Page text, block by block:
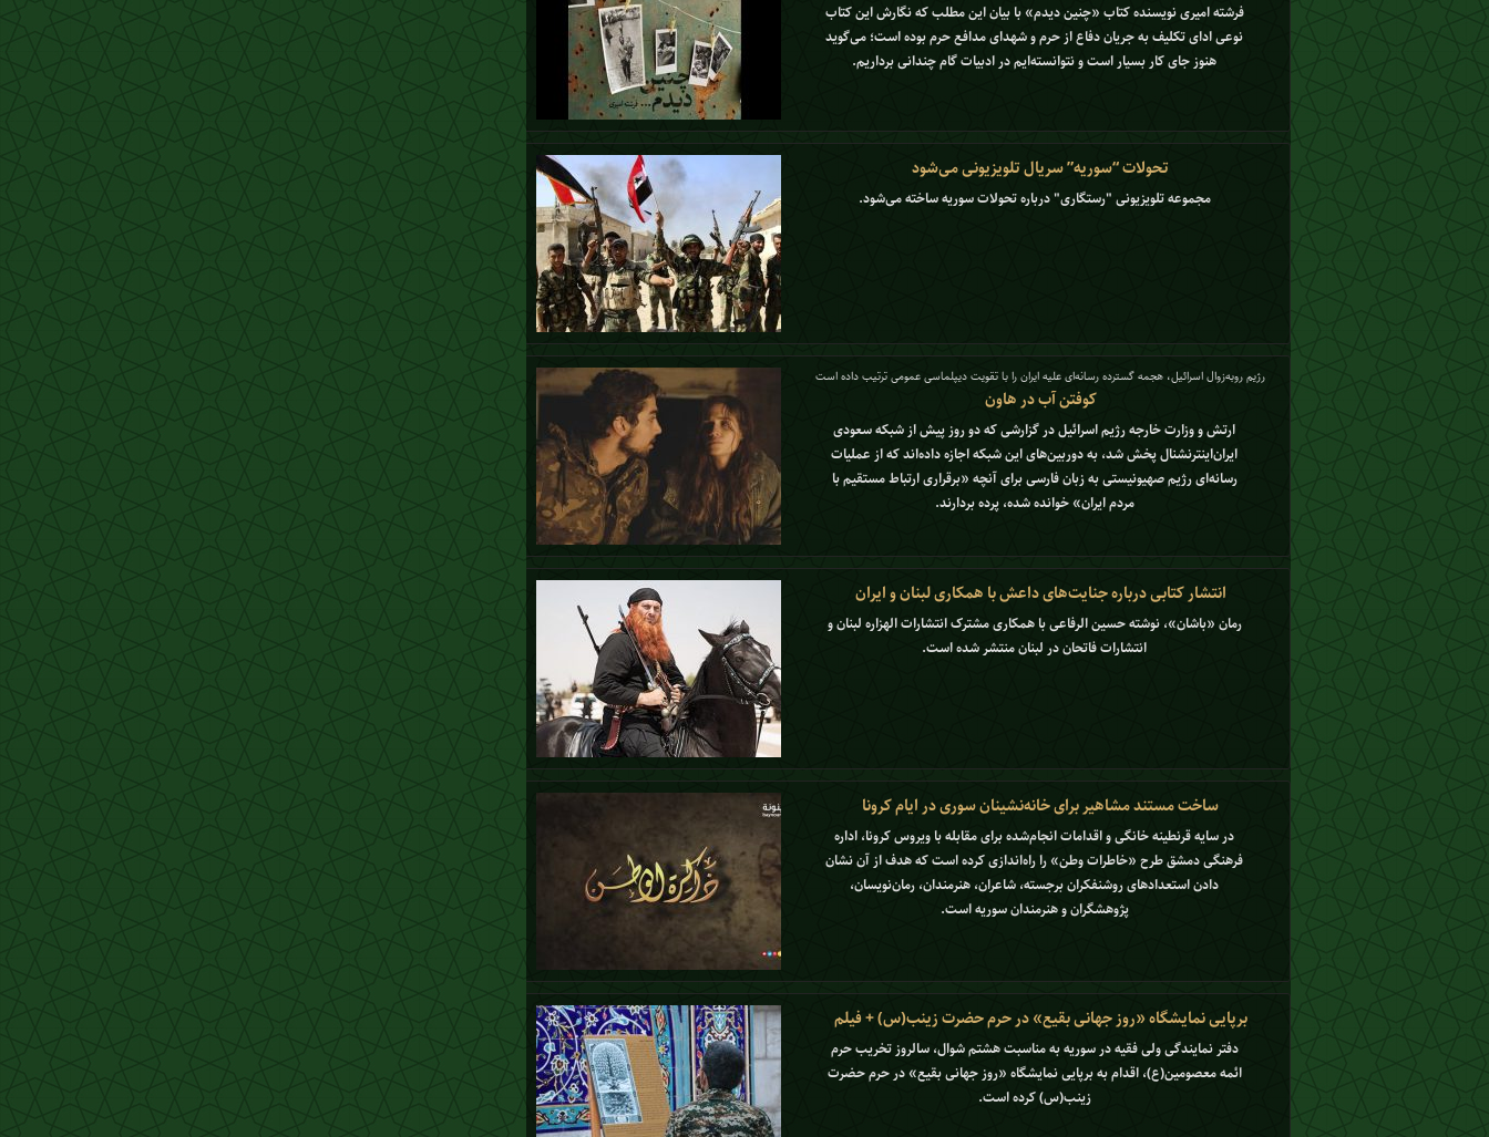
فرشته امیری نویسنده کتاب «چنین دیدم» با بیان این مطلب که نگارش این کتاب
نوعی ادای تکلیف به جریان دفاع از حرم و شهدای مدافع حرم بوده است‌؛ می‌گوید
هنوز جای کار بسیار است و نتوانسته‌ایم در ادبیات گام چندانی برداریم.
تحولات “سوریه” سریال تلویزیونی می‌شود
مجموعه تلویزیونی "رستگاری" درباره تحولات سوریه ساخته می‌شود.
رژیم روبه‌زوال اسرائیل، هجمه گسترده رسانه‌ای علیه ایران را با تقویت دیپلماسی عمومی ترتیب داده است
کوفتن آب در هاون
ارتش و وزارت خارجه رژیم اسرائیل در گزارشی که دو روز پیش از شبکه سعودی
ایران‌اینترنشنال پخش شد، به دوربین‌های این شبکه اجازه داده‌اند که از عملیات
رسانه‌ای رژیم صهیونیستی به زبان فارسی برای آنچه «برقراری ارتباط مستقیم با
مردم ایران» خوانده شده، پرده بردارند.
انتشار کتابی درباره جنایت‌های داعش با همکاری لبنان و ایران
رمان «باشان»، نوشته حسین الرفاعی با همکاری مشترک انتشارات الهزاره لبنان و
انتشارات فاتحان در لبنان منتشر شده است.
ساخت مستند مشاهیر برای خانه‌نشینان سوری در ایام کرونا
در سایه قرنطینه خانگی و اقدامات انجام‌شده برای مقابله با ویروس کرونا، اداره
فرهنگی دمشق طرح «خاطرات وطن» را راه‌اندازی کرده‌ است که هدف از آن نشان
دادن استعدادهای روشنفکران برجسته، شاعران، هنرمندان، رمان‌نویسان،
پژوهشگران و هنرمندان سوریه است.
برپایی نمایشگاه «روز جهانی بقیع» در حرم حضرت زینب(س) + فیلم
دفتر نمایندگی ولی فقیه در سوریه به مناسبت هشتم شوال، سالروز تخریب حرم
ائمه معصومین(ع)، اقدام به برپایی نمایشگاه «روز جهانی بقیع» در حرم حضرت
زینب(س) کرده است.